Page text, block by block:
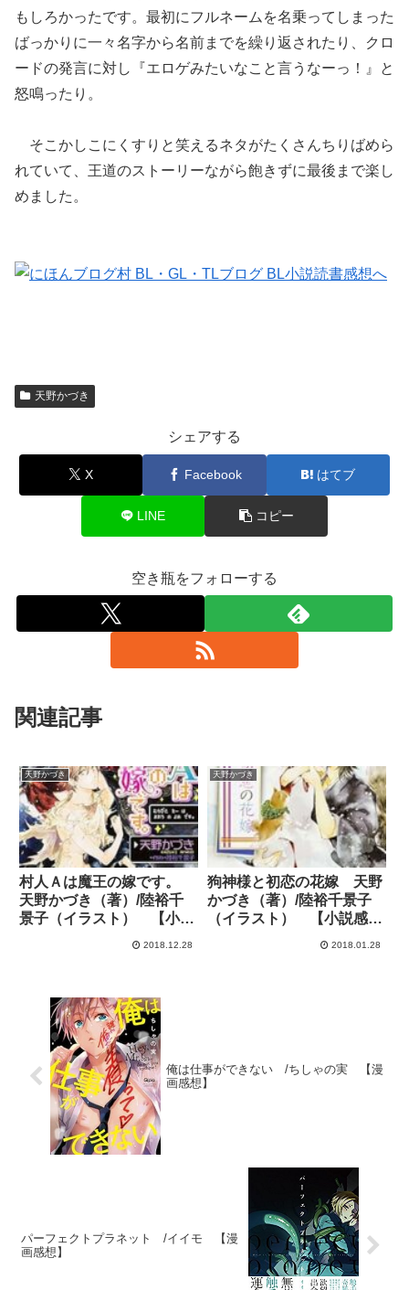
もしろかったです。最初にフルネームを名乗ってしまった
ばっかりに一々名字から名前までを繰り返されたり、クロ
ードの発言に対し『エロゲみたいなこと言うなーっ！』と
怒鳴ったり。
そこかしこにくすりと笑えるネタがたくさんちりばめら
れていて、王道のストーリーながら飽きずに最後まで楽し
めました。
天野かづき
シェアする
X Facebook はてブ
LINE コピー
空き瓶をフォローする
関連記事
天野かづき
村人Ａは魔王の嫁です。
天野かづき（著）/陸裕千
景子（イラスト） 【小説
2018.12.28
天野かづき
狗神様と初恋の花嫁 天野
かづき（著）/陸裕千景子
（イラスト） 【小説感
2018.01.28
俺は仕事ができない /ちしゃの実 【漫
画感想】
パーフェクトプラネット /イイモ 【漫
画感想】